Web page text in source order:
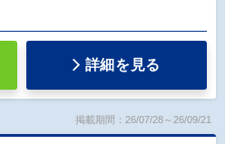
詳細を見る
掲載期間：26/07/28～26/09/21